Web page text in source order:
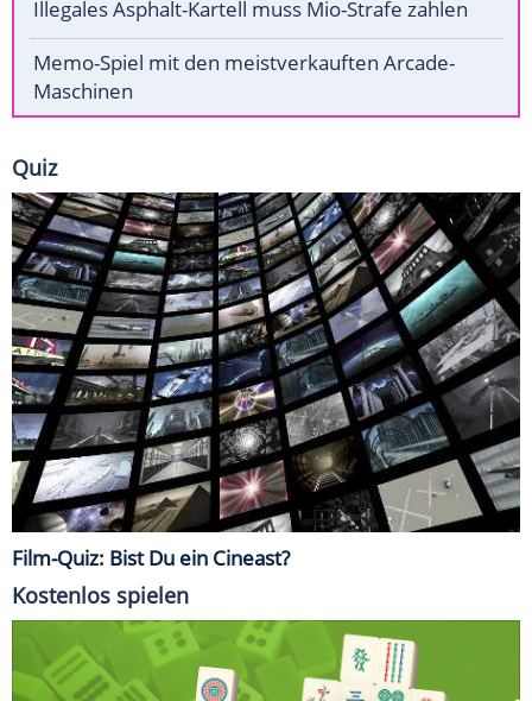
Illegales Asphalt-Kartell muss Mio-Strafe zahlen
Memo-Spiel mit den meistverkauften Arcade-
Maschinen
Quiz
Film-Quiz: Bist Du ein Cineast?
Kostenlos spielen